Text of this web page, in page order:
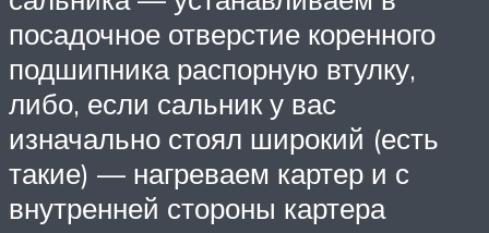
посадочное отверстие коренного
подшипника распорную втулку,
либо, если сальник у вас
изначально стоял широкий (есть
такие) — нагреваем картер и с
внутренней стороны картера